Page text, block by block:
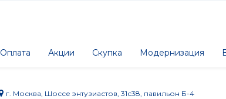
Оплата Акции Скупка Модернизация
г. Москва, Шоссе энтузиастов, 31с38, павильон Б-4